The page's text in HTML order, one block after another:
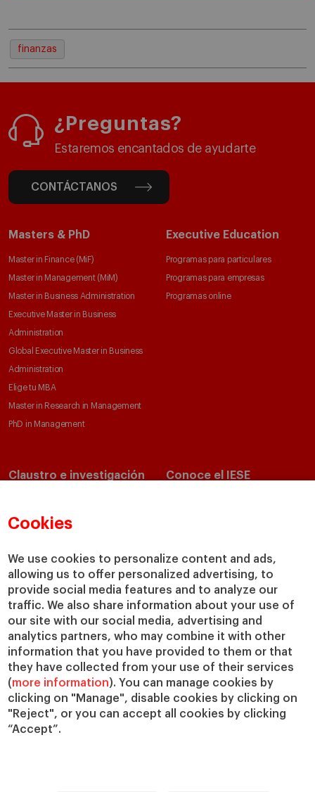
Cookies
We use cookies to personalize content and ads,
allowing us to offer personalized advertising, to
provide social media features and to analyze our
traffic. We also share information about your use of
our site with our social media, advertising and
analytics partners, who may combine it with other
information that you have provided to them or that
they have collected from your use of their services
(more information). You can manage cookies by
clicking on "Manage", disable cookies by clicking on
"Reject", or you can accept all cookies by clicking
“Accept”.
finanzas
¿Preguntas?
Estaremos encantados de ayudarte
CONTÁCTANOS
Masters & PhD
Master in Finance (MiF)
Master in Management (MiM)
Master in Business Administration
Executive Master in Business
Administration
Global Executive Master in Business
Administration
Elige tu MBA
Master in Research in Management
PhD in Management
Executive Education
Programas para particulares
Programas para empresas
Programas online
Claustro e investigación
Departamentos académicos
Cátedras
IESE Insight
IESE Publishing
Conoce el IESE
Nuestro impacto
Colabora con el IESE
Servicios
Biblioteca
Canal de Compliance
Capellanía
IESE Shop
Jobs @IESE
Préstamos y becas